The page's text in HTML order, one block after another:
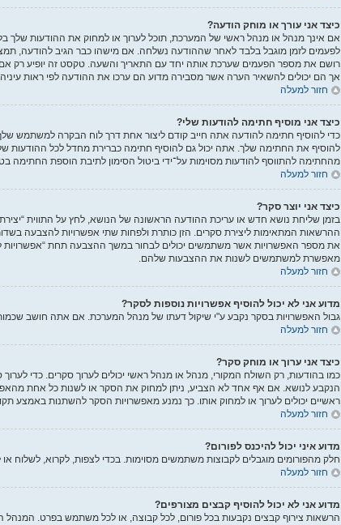
כיצד אני עורך או מוחק הודעה?
אם אינך מנהל או מנהל ראשי של המערכת, תוכל לערוך או למחוק את ההודעות שלך
לפעמים לזמן מוגבל בלבד לאחר שההודעה נשלחה. אם מישהו כבר הגיב
רושם את מספר הפעמים שערכת אותה יחד עם התאריך והשעה. טקסט זה יופיע רק
אך הם יכולים להשאיר הערה אשר מסבירה מדוע הם ערכו את ההודעה לפי ראות
חזור למעלה
כיצד אני מוסיף חתימה להודעות שלי?
כדי להוסיף חתימה להודעה אתה חייב קודם ליצור אחת דרך לוח הבקרה למשתמש
להוסיף את החתימה שלך. אתה יכול גם להוסיף חתימה כברירת מחדל לכל ההודעות
מהחתימה להתווסף להודעות מסוימות על־ידי ביטול הסימון לתיבת הוספת החתימה
חזור למעלה
כיצד אני יוצר סקר?
בזמן שליחת נושא חדש או עריכת ההודעה הראשונה של הנושא, לחץ על התווית
ההרשאות המתאימות ליצירת סקרים. הזן כותרת ולפחות שתי אפשרויות להצבעה
מאפשרת למשתמשים לשנות את ההצבעות שלהם.
חזור למעלה
מדוע אני לא יכול להוסיף אפשרויות נוספות לסקר?
גבול האפשרויות בסקר נקבע ע"י שיקול דעתו של מנהל המערכת. אם אתה חושב
חזור למעלה
כיצד אני ערוך או מוחק סקר?
כמו בהודעות, רק השולח המקורי, מנהל או מנהל ראשי יכולים לערוך סקרים. כדי
הנקבע לנושא. אם אף אחד לא הצביע, ניתן למחוק את הסקר או לשנות כל אחת
ראשיים יכולים לערוך או למחוק אותו. כך נמנע מאפשרויות הסקר להשתנות באמצע
חזור למעלה
מדוע איני יכול להיכנס לפורום?
חלק מהפורומים מוגבלים לקבוצות משתמשים מסוימות. בכדי לצפות, לקרוא, לשלוח
חזור למעלה
מדוע אני לא יכול להוסיף קבצים מצורפים?
הרשאות צירוף קבצים נקבעות בכל פורום, לכל קבוצה, או לכל משתמש בפרט.